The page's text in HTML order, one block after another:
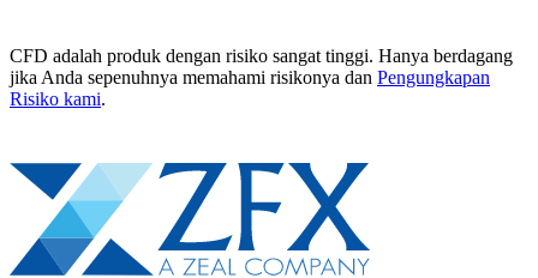
CFD adalah produk dengan risiko sangat tinggi. Hanya berdagang
jika Anda sepenuhnya memahami risikonya dan Pengungkapan
Risiko kami.